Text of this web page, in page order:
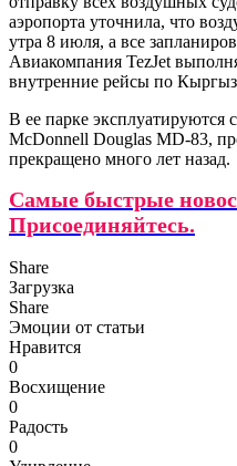
аэропорта уточнила, что
утра 8 июля, а все
Авиакомпания TezJet
внутренние рейсы по
В ее парке эксплуатируются
McDonnell Douglas MD-83,
прекращено много лет назад.
Самые быстрые
Присоединяйтесь.
Share
Загрузка
Share
Эмоции от статьи
Нравится
0
Восхищение
0
Радость
0